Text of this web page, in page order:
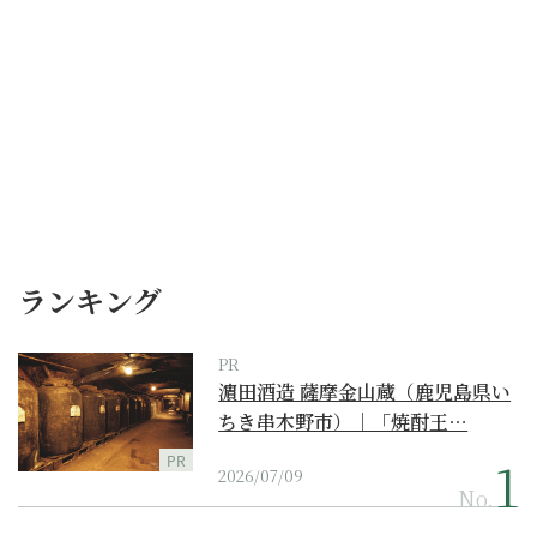
ランキング
PR
PR
濵田酒造 薩摩金山蔵（鹿児島県い
ちき串木野市）｜「焼酎王…
2026/07/09
No.